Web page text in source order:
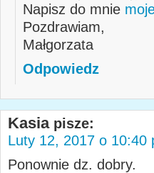
Napisz do mnie
Pozdrawiam,
Małgorzata
Odpowiedz
Kasia pisze:
Luty 12, 2017 o 10:40
Ponownie dz. dobry.